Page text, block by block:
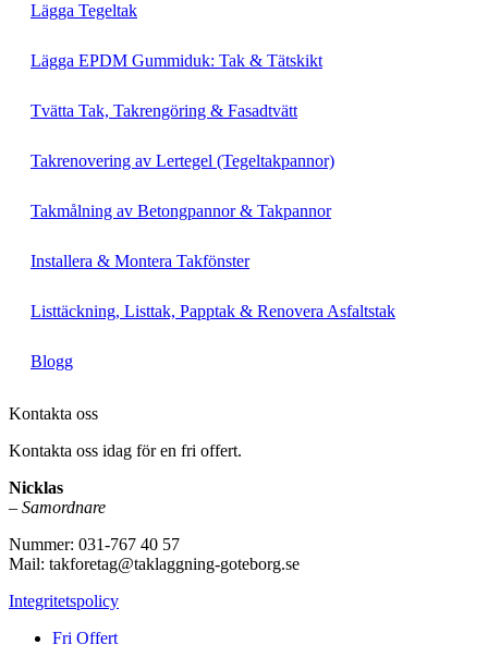
Lägga Tegeltak
Lägga EPDM Gummiduk: Tak & Tätskikt
Tvätta Tak, Takrengöring & Fasadtvätt
Takrenovering av Lertegel (Tegeltakpannor)
Takmålning av Betongpannor & Takpannor
Installera & Montera Takfönster
Listtäckning, Listtak, Papptak & Renovera Asfaltstak
Blogg
Kontakta oss
Kontakta oss idag för en fri offert.
Nicklas
– Samordnare
Nummer: 031-767 40 57
Mail: takforetag@taklaggning-goteborg.se
Integritetspolicy
Fri Offert